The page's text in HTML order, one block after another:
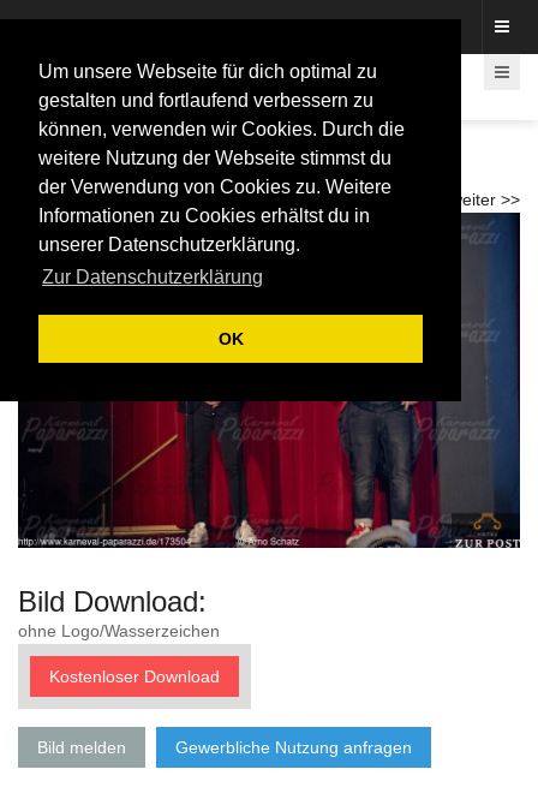
Um unsere Webseite für dich optimal zu
gestalten und fortlaufend verbessern zu
können, verwenden wir Cookies. Durch die
weitere Nutzung der Webseite stimmst du
der Verwendung von Cookies zu. Weitere
Informationen zu Cookies erhältst du in
unserer Datenschutzerklärung.
Zur Datenschutzerklärung
OK
Karnevalsshow für Pänz „jeck in style“ mit
GOP und Ehrengarde 2024
weiter >>
<< zurück
Bild Download:
ohne Logo/Wasserzeichen
Kostenloser Download
Bild melden Gewerbliche Nutzung anfragen